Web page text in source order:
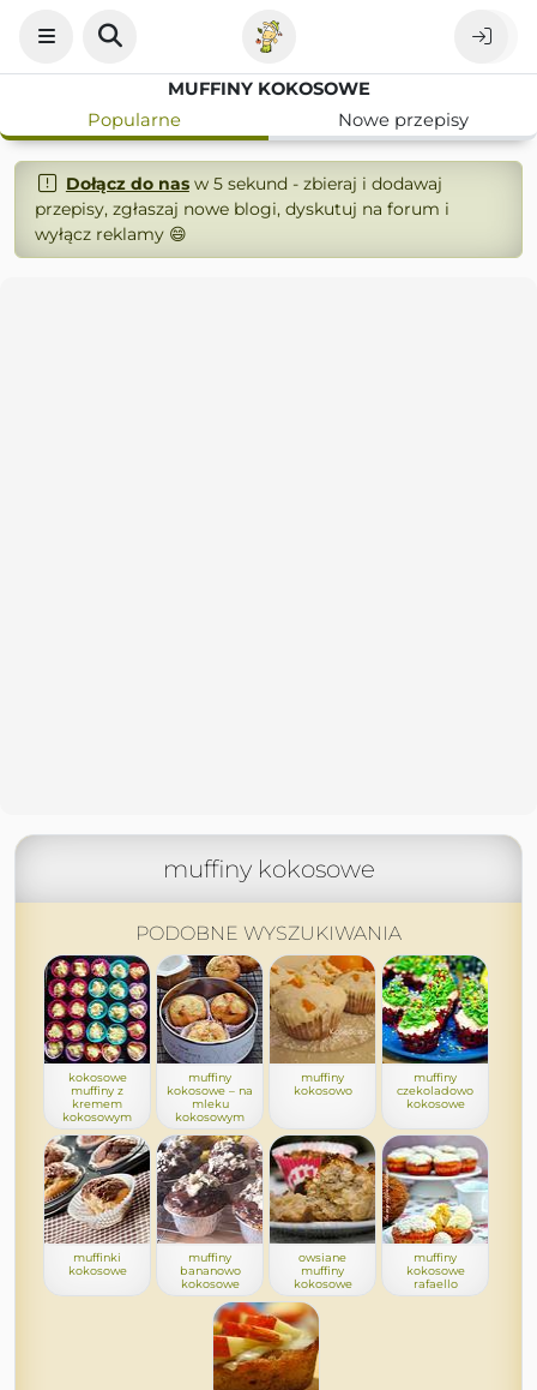
MUFFINY KOKOSOWE
Popularne
Nowe przepisy
Dołącz do nasw 5 sekund - zbieraj i dodawaj
przepisy, zgłaszaj nowe blogi, dyskutuj na forum i
wyłącz reklamy 😄
muffiny kokosowe
PODOBNE WYSZUKIWANIA
kokosowe
muffiny z
kremem
kokosowym
muffiny
kokosowe – na
mleku
kokosowym
muffiny
kokosowo
muffiny
czekoladowo
kokosowe
muffinki
kokosowe
muffiny
bananowo
kokosowe
owsiane
muffiny
kokosowe
muffiny
kokosowe
rafaello